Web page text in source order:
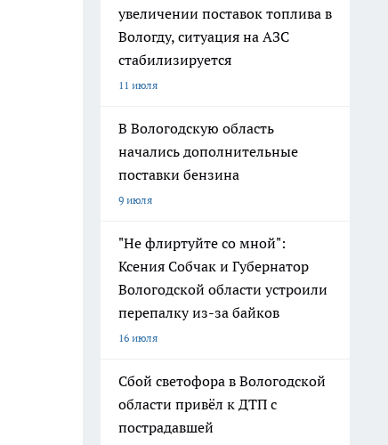
увеличении поставок топлива в
Вологду, ситуация на АЗС
стабилизируется
11 июля
В Вологодскую область
начались дополнительные
поставки бензина
9 июля
"Не флиртуйте со мной":
Ксения Собчак и Губернатор
Вологодской области устроили
перепалку из-за байков
16 июля
Сбой светофора в Вологодской
области привёл к ДТП с
пострадавшей